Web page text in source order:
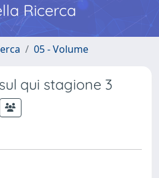
Ricerca
05 - Volume
qui stagione 3